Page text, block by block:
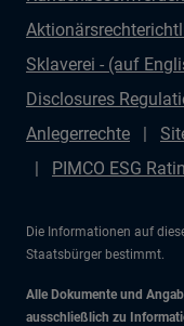
Sklaverei - (auf
Disclosures
Anlegerrechte
PIMCO ESG
Die Informationen auf
Staatsbürger bestimmt.
Alle Dokumente und
ausschließlich zu